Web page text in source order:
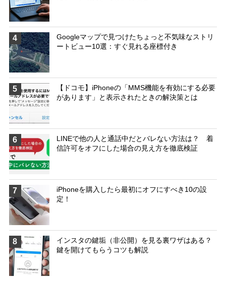
4
Googleマップで見つけたちょっと不気味なストリ
ートビュー10選：すぐ見れる座標付き
5
【ドコモ】iPhoneの「MMS機能を有効にする必要
があります」と表示されたときの解決策とは
6
LINEで他の人と通話中だとバレない方法は？ 着
信許可をオフにした場合の見え方を徹底検証
7
iPhoneを購入したら最初にオフにすべき10の設
定！
8
インスタの鍵垢（非公開）を見る裏ワザはある？
鍵を開けてもらうコツも解説